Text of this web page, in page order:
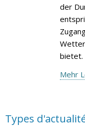
der
bietet.
Mehr
Types